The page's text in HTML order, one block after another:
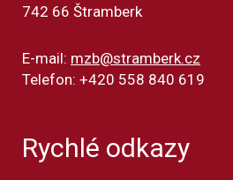
742 66 Štramberk
E-mail: mzb@stramberk.cz
Telefon: +420 558 840 619
Rychlé odkazy